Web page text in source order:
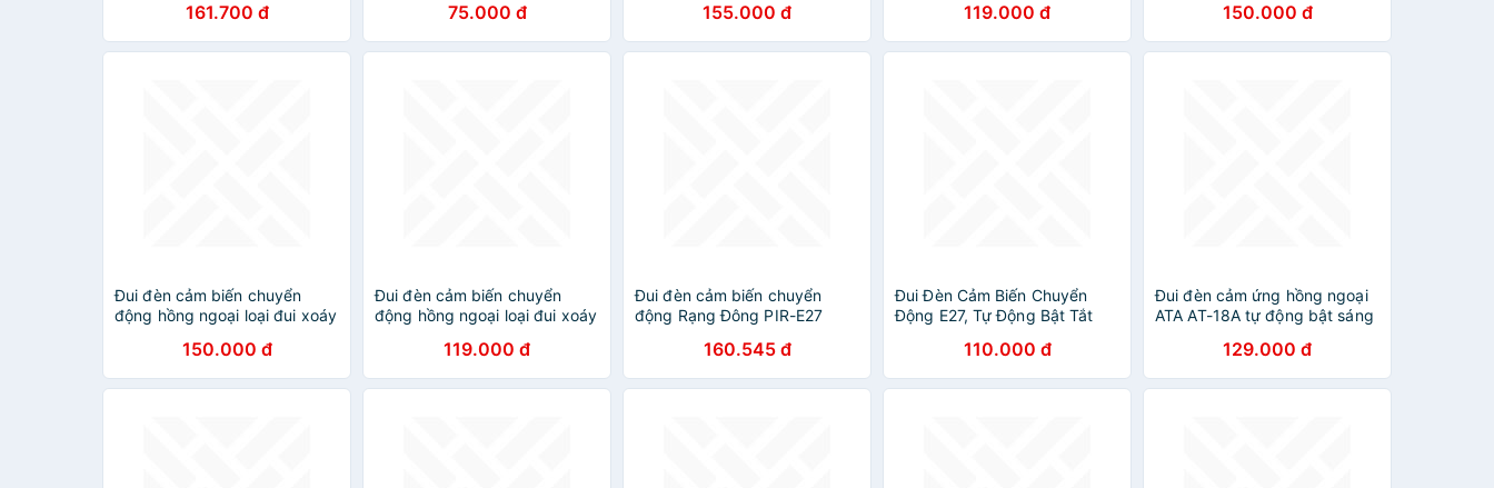
161.700 đ 75.000 đ
Điều Kiện Ánh Sáng
155.000 đ 119.000 đ 150.000 đ
Đui đèn cảm biến chuyển
động hồng ngoại loại đui xoáy
150.000 đ
Đui đèn cảm biến chuyển
động hồng ngoại loại đui xoáy
119.000 đ
Đui đèn cảm biến chuyển
động Rạng Đông PIR-E27
160.545 đ
Đui Đèn Cảm Biến Chuyển
Động E27, Tự Động Bật Tắt
110.000 đ
Đui đèn cảm ứng hồng ngoại
ATA AT-18A tự động bật sáng
chính hãng129.000 đ